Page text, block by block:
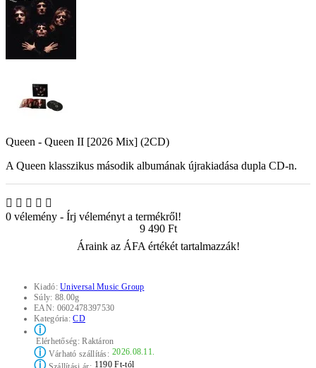
Queen - Queen II [2026 Mix] (2CD)
A Queen klasszikus második albumának újrakiadása dupla CD-n.
0 vélemény - Írj véleményt a termékről!
9 490 Ft
Áraink az ÁFA értékét tartalmazzák!
Kiadó:Universal Music Group
Súly: 88.00g
EAN: 0602478397530
Kategória:CD
ⓘ
Elérhetőség:Raktáron
ⓘVárható szállítás: 2026.08.11.
1190 Ft-tól